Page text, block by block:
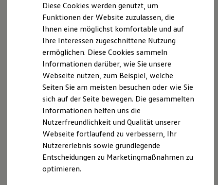
Finanzierung
Für Privatkunden
Für Gewerbekunden
Leasing
Für Privatkunden
Für Gewerbekunden
Versicherungen & Garantien
Garantien
Kfz-Versicherung für Nutzfahrzeuge
Restschuldversicherung
Wartungsverträge
Besitzer & Service
Reparatur & Service
Sommer-Special
Reparatur, Pflege & Inspektion
Servicetermin anfragen
Service-Vorteile bei Volkswagen Nutzfahrzeuge
ServicePlus
Economy Service
Räder & Reifen Service
Telefonnummer: 09151 3113
E-Mail:online@amann-hersbruck.de
Umsatzst.-ID-Nr.: DE 232 712 635
Registergericht: Amtsgericht Nürnberg HRA 13 315
Geschäftsführer: Ralf Amann
Hinweis gemäß § 36
Verbraucherstreitbeilegungsgesetz (VSBG):
Wir sind zur Teilnahme an einem
Diese Cookies werden genutzt, um
Funktionen der Website zuzulassen, die
Ihnen eine möglichst komfortable und auf
Ihre Interessen zugeschnittene Nutzung
ermöglichen. Diese Cookies sammeln
Informationen darüber, wie Sie unsere
Webseite nutzen, zum Beispiel, welche
Seiten Sie am meisten besuchen oder wie Sie
sich auf der Seite bewegen. Die gesammelten
Informationen helfen uns die
Nutzerfreundlichkeit und Qualität unserer
Webseite fortlaufend zu verbessern, Ihr
Nutzererlebnis sowie grundlegende
Entscheidungen zu Marketingmaßnahmen zu
optimieren.